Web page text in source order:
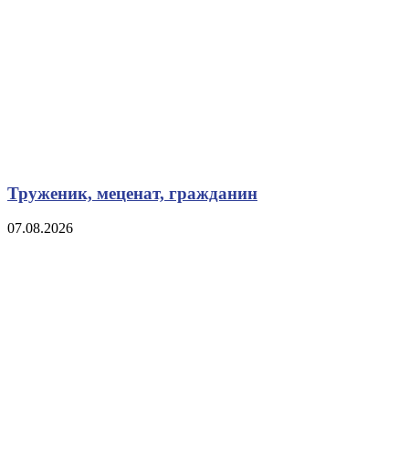
Труженик, меценат, гражданин
07.08.2026